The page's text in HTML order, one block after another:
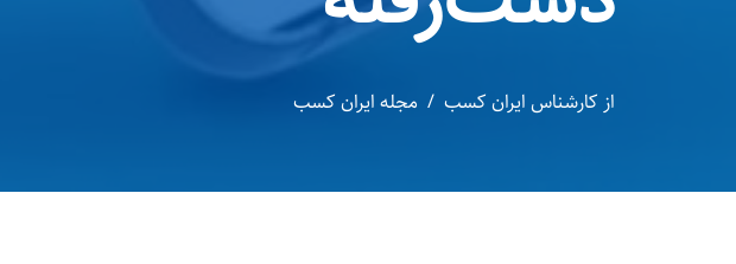
از کارشناس ایران کسب مجله ایران کسب